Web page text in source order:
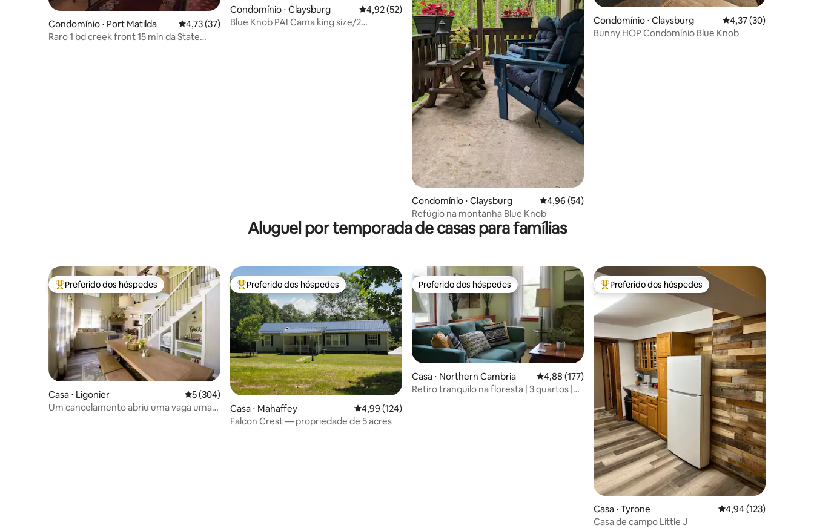
Condomínio ⋅ Port Matilda 4,73 de uma avaliação média de 5, 37 avaliações
4,73 (37)
Raro 1 bd creek front 15 min da State
Condomínio ⋅ Claysburg 4,92 de uma avaliação média de 5, 52 avaliações
4,92 (52)
Blue Knob PA! Cama king size/2
Condomínio ⋅ Claysburg 4,96 de uma avaliação média de 5, 54 avaliações
4,96 (54)
Refúgio na montanha Blue Knob
Condomínio ⋅ Claysburg 4,37 de uma
4,37 (30)
Bunny HOP Condomínio Blue Knob
Aluguel por temporada de casas para famílias
Entre os melhores preferidos dos hóspedes
Preferido dos hóspedes
Casa ⋅ Ligonier 5 de uma avaliação média de 5, 304 avaliações
5 (304)
Um cancelamento abriu uma vaga uma
Entre os melhores preferidos dos hóspedes
Preferido dos hóspedes
Casa ⋅ Mahaffey 4,99 de uma avaliação média de 5, 124 avaliações
4,99 (124)
Falcon Crest — propriedade de 5 acres
Preferido dos hóspedes
Preferido dos hóspedes
Casa ⋅ Northern Cambria 4,88 de uma avaliação média de 5, 177 avaliações
4,88 (177)
Retiro tranquilo na floresta | 3 quartos |
Entre os melhores preferidos dos hóspedes
Preferido dos hóspedes
Casa ⋅ Tyrone 4,94 de uma avaliação
4,94 (123)
Casa de campo Little J